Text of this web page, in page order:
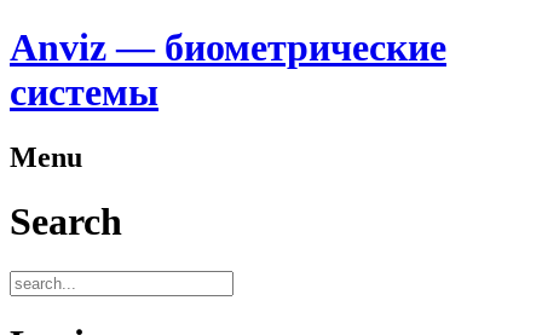
Anviz — биометрические
системы
Menu
Search